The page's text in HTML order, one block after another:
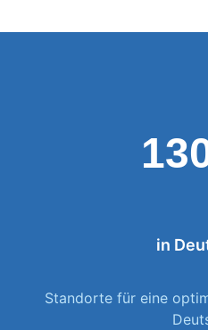
in
Standorte für eine